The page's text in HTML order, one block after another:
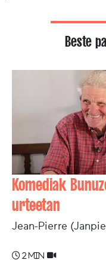
Beste
Komediak
urteetan
Jean-Pierre
2 min